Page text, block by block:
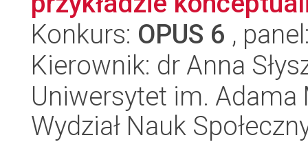
Konkurs: OPUS 6 ,
Kierownik: dr Anna
Uniwersytet im.
Wydział Nauk